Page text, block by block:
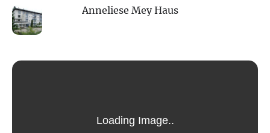
Anneliese Mey Haus